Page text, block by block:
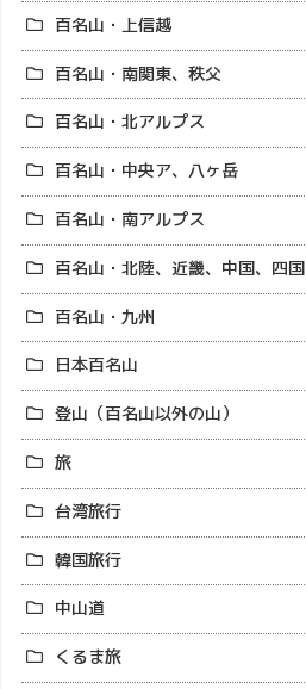
百名山・上信越
百名山・南関東、秩父
百名山・北アルプス
百名山・中央ア、八ヶ岳
百名山・南アルプス
百名山・北陸、近畿、中国、四国
百名山・九州
日本百名山
登山（百名山以外の山）
旅
台湾旅行
韓国旅行
中山道
くるま旅